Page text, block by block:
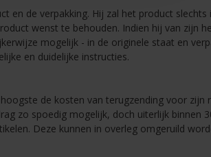
en de verpakking. Hij zal het product slechts
wenst te behouden. Indien hij van zijn
mogelijk - in de originele staat en
en duidelijke instructies.
de kosten van terugzending voor zijn
zo spoedig mogelijk, doch uiterlijk binnen
Deze kunnen in overleg omgeruild